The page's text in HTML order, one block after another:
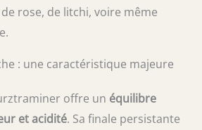
rose, de litchi, voire même
: une caractéristique majeure
offre un équilibre
et acidité. Sa finale persistante